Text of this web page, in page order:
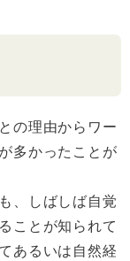
の理由からワー
多かったことが
、しばしば自覚
ことが知られて
あるいは自然経